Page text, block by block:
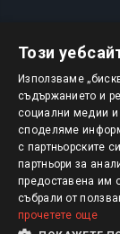
БЮЛЕТИН
Авторско право ©
1 EUR = 1.95583 BGN
Този
Използваме
съдържанието и
социални медии и
споделяме
с партньорските
партньори за
предоставена им
събрали от
прочетете още